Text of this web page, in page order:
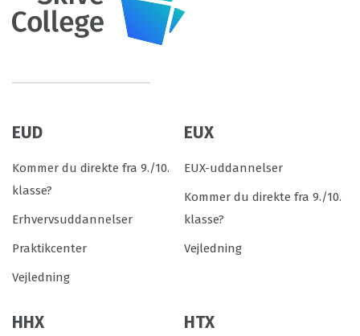
EUD
Kommer du direkte fra 9./10.
klasse?
Erhvervsuddannelser
Praktikcenter
Vejledning
EUX
EUX-uddannelser
Kommer du direkte fra 9./10.
klasse?
Vejledning
HHX HTX